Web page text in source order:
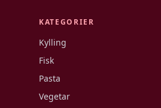
KATEGORIER
Kylling
Fisk
Pasta
Vegetar